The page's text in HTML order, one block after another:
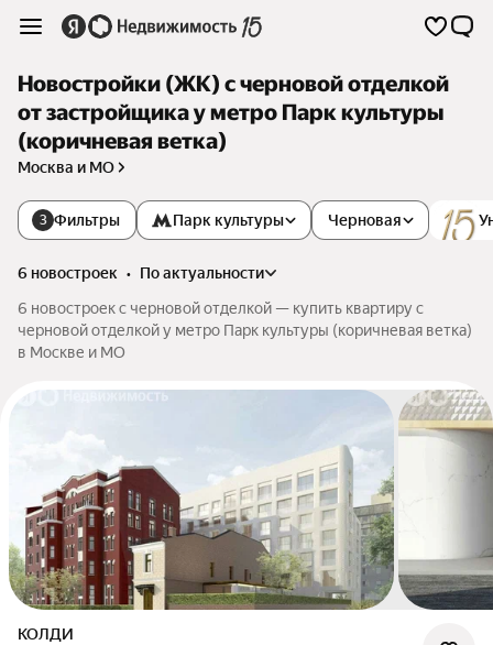
Новостройки (ЖК) с черновой отделкой
от застройщика у метро Парк культуры
(коричневая ветка)
Москва и МО
3 Фильтры Парк культуры Черновая
6 новостроек •
по актуальности
6 новостроек с черновой отделкой — купить квартиру с
черновой отделкой у метро Парк культуры (коричневая ветка)
в Москве и МО
КОЛДИ